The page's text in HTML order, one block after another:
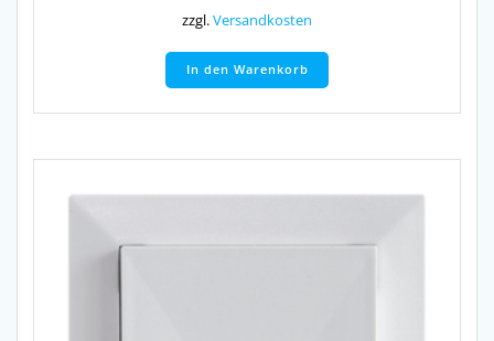
zzgl.Versandkosten
In den Warenkorb